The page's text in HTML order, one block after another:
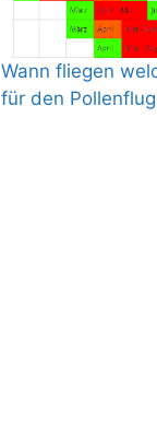
Wann fliegen
für den